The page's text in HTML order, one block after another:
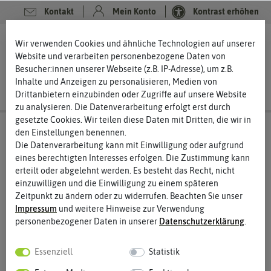
Kontakt Mein Konto Kontrast erhöhen
0 0
Wir verwenden Cookies und ähnliche Technologien auf unserer
Website und verarbeiten personenbezogene Daten von
Besucher:innen unserer Webseite (z.B. IP-Adresse), um z.B.
Inhalte und Anzeigen zu personalisieren, Medien von
Drittanbietern einzubinden oder Zugriffe auf unsere Website
zu analysieren. Die Datenverarbeitung erfolgt erst durch
gesetzte Cookies. Wir teilen diese Daten mit Dritten, die wir in
den Einstellungen benennen.
Die Datenverarbeitung kann mit Einwilligung oder aufgrund
eines berechtigten Interesses erfolgen. Die Zustimmung kann
erteilt oder abgelehnt werden. Es besteht das Recht, nicht
einzuwilligen und die Einwilligung zu einem späteren
Zeitpunkt zu ändern oder zu widerrufen. Beachten Sie unser
Impressum und weitere Hinweise zur Verwendung
personenbezogener Daten in unserer Daten­schutz­erklärung
Essenziell Statistik